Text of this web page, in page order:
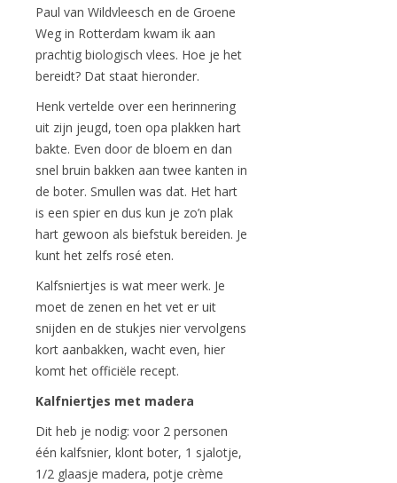
Paul van Wildvleesch en de Groene
Weg in Rotterdam kwam ik aan
prachtig biologisch vlees. Hoe je het
bereidt? Dat staat hieronder.
Henk vertelde over een herinnering
uit zijn jeugd, toen opa plakken hart
bakte. Even door de bloem en dan
snel bruin bakken aan twee kanten in
de boter. Smullen was dat. Het hart
is een spier en dus kun je zo’n plak
hart gewoon als biefstuk bereiden. Je
kunt het zelfs rosé eten.
Kalfsniertjes is wat meer werk. Je
moet de zenen en het vet er uit
snijden en de stukjes nier vervolgens
kort aanbakken, wacht even, hier
komt het officiële recept.
Kalfniertjes met madera
Dit heb je nodig: voor 2 personen
één kalfsnier, klont boter, 1 sjalotje,
1/2 glaasje madera, potje crème